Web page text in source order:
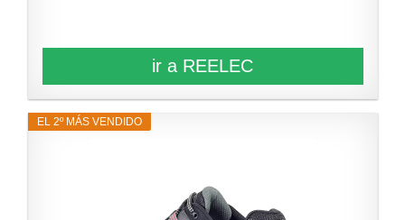
ir a REELEC
EL 2º MÁS VENDIDO